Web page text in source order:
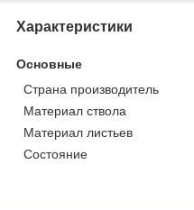
Характеристики
Основные
Страна производитель
Материал ствола
Материал листьев
Состояние